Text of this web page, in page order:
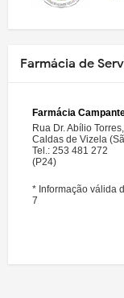
Farmácia de